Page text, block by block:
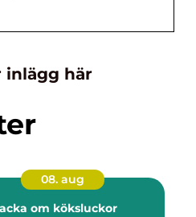
inlägg här
08. aug
om köksluckor